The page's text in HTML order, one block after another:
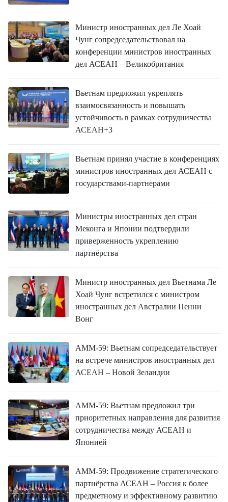
Министр иностранных дел Ле Хоай
Чунг сопредседательствовал на
конференции министров иностранных
дел АСЕАН – Великобритания
Вьетнам предложил укреплять
взаимосвязанность и повышать
устойчивость в рамках сотрудничества
АСЕАН+3
Вьетнам принял участие в конференциях
министров иностранных дел АСЕАН с
государствами-партнерами
Министры иностранных дел стран
Меконга и Японии подтвердили
приверженность укреплению
партнёрства
Министр иностранных дел Вьетнама Ле
Хоай Чунг встретился с министром
иностранных дел Австралии Пенни
Вонг
АММ-59: Вьетнам сопредседательствует
на встрече министров иностранных дел
АСЕАН – Новой Зеландии
АММ-59: Вьетнам предложил три
приоритетных направления для развития
сотрудничества между АСЕАН и
Японией
АММ-59: Продвижение стратегического
партнёрства АСЕАН – Россия к более
предметному и эффективному развитию